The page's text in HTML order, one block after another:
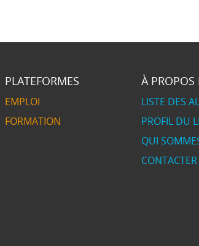
PLATEFORMES
EMPLOI
FORMATION
À PROPOS
LISTE DES
PROFIL DU
QUI